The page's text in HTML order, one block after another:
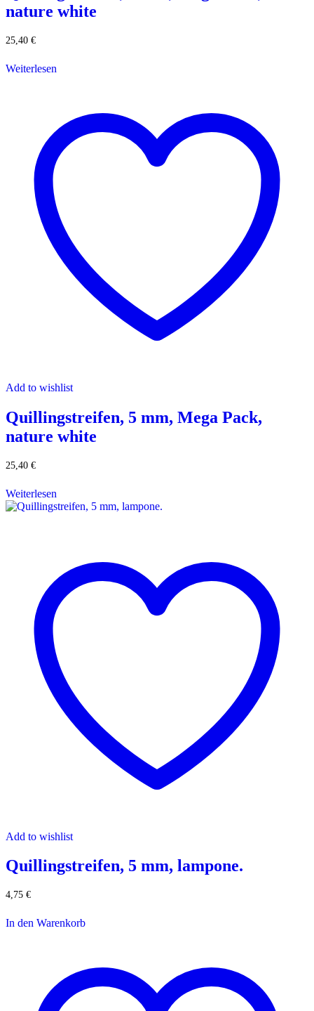
nature white
25,40 €
Weiterlesen
Add to wishlist
Quillingstreifen, 5 mm, Mega Pack,
nature white
25,40 €
Weiterlesen
Add to wishlist
Quillingstreifen, 5 mm, lampone.
4,75 €
In den Warenkorb